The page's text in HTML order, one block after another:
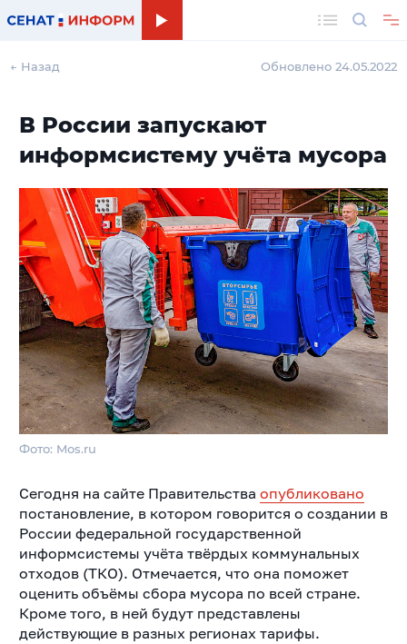
← Назад Обновлено 24.05.2022
В России запускают
информсистему учёта мусора
Фото: Mos.ru
Сегодня на сайте Правительства опубликовано
постановление, в котором говорится о создании в
России федеральной государственной
информсистемы учёта твёрдых коммунальных
отходов (ТКО). Отмечается, что она поможет
оценить объёмы сбора мусора по всей стране.
Кроме того, в ней будут представлены
действующие в разных регионах тарифы.